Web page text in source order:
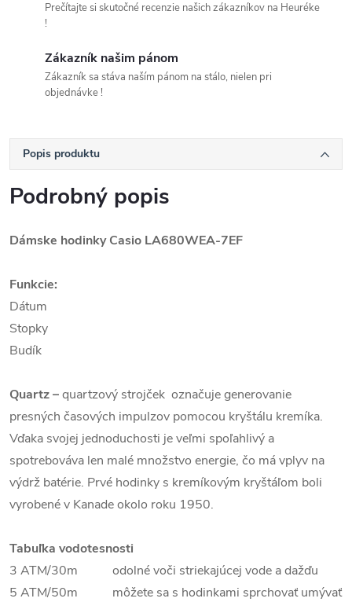
Prečítajte si skutočné recenzie našich zákazníkov na Heuréke
!
Zákazník našim pánom
Zákazník sa stáva naším pánom na stálo, nielen pri
objednávke !
Popis produktu
Podrobný popis
Dámske hodinky Casio LA680WEA-7EF
Funkcie:
Dátum
Stopky
Budík
Quartz–quartzový strojček označuje generovanie
presných časových impulzov pomocou kryštálu kremíka.
Vďaka svojej jednoduchosti je veľmi spoľahlivý a
spotrebováva len malé množstvo energie, čo má vplyv na
výdrž batérie. Prvé hodinky s kremíkovým kryštáľom boli
vyrobené v Kanade okolo roku 1950.
Tabuľka vodotesnosti
3 ATM/30m odolné voči striekajúcej vode a dažďu
5 ATM/50m môžete sa s hodinkami sprchovať umývať